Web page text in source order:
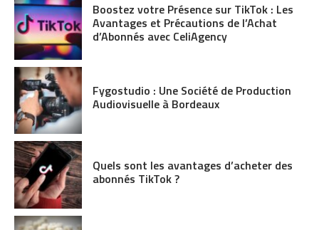
Boostez votre Présence sur TikTok : Les
Avantages et Précautions de l’Achat
d’Abonnés avec CeliAgency
Fygostudio : Une Société de Production
Audiovisuelle à Bordeaux
Quels sont les avantages d’acheter des
abonnés TikTok ?